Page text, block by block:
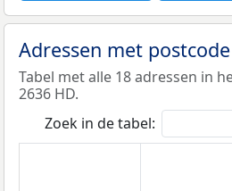
Adressen met
Tabel met alle 18 adressen in
2636 HD.
Zoek in de tabel: